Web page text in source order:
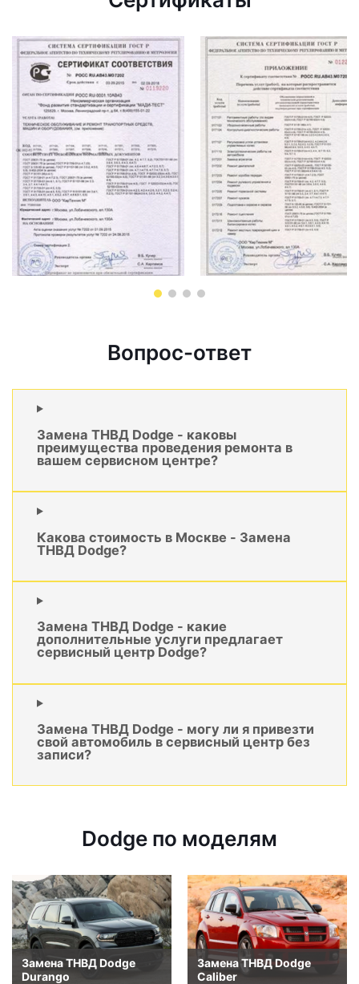
Вопрос-ответ
Замена ТНВД Dodge - каковы
преимущества проведения ремонта в
вашем сервисном центре?
Какова стоимость в Москве - Замена
ТНВД Dodge?
Замена ТНВД Dodge - какие
дополнительные услуги предлагает
сервисный центр Dodge?
Замена ТНВД Dodge - могу ли я привезти
свой автомобиль в сервисный центр без
записи?
Dodge по моделям
Замена ТНВД Dodge
Durango
Замена ТНВД Dodge
Caliber